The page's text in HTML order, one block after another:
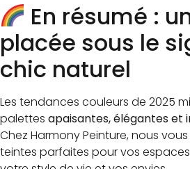
En résumé :
placée sous le
chic naturel
Les tendances couleurs de 2025
palettes apaisantes, élégantes et
Chez Harmony Peinture, nous
teintes parfaites pour vos